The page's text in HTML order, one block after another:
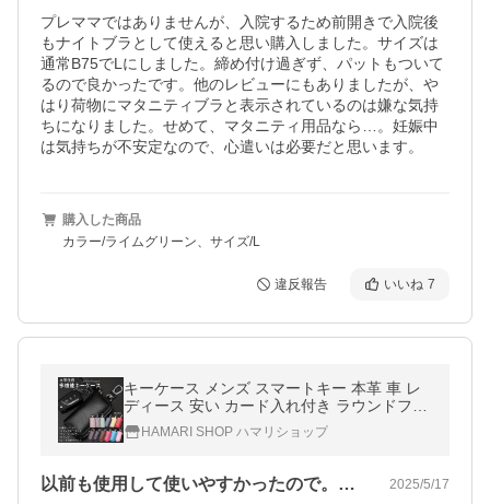
プレママではありませんが、入院するため前開きで入院後
もナイトブラとして使えると思い購入しました。サイズは
通常B75でLにしました。締め付け過ぎず、パットもついて
るので良かったです。他のレビューにもありましたが、や
はり荷物にマタニティブラと表示されているのは嫌な気持
ちになりました。せめて、マタニティ用品なら…。妊娠中
は気持ちが不安定なので、心遣いは必要だと思います。
購入した商品
カラー/ライムグリーン、サイズ/L
違反報告 いいね 7
キーケース メンズ スマートキー 本革 車 レ
ディース 安い カード入れ付き ラウンドファ
スナー 6連 おしゃれ 20代 30代 40代 50代
HAMARI SHOP ハマリショップ
以前も使用して使いやすかったので。色は… 2025/5/17